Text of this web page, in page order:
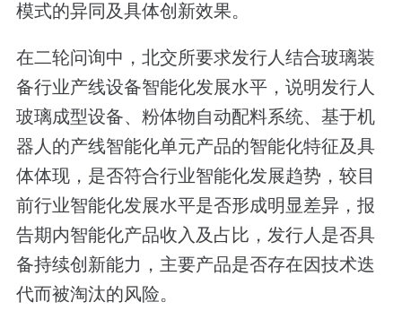
模式的异同及具体创新效果。
在二轮问询中，北交所要求发行人结合玻璃装
备行业产线设备智能化发展水平，说明发行人
玻璃成型设备、粉体物自动配料系统、基于机
器人的产线智能化单元产品的智能化特征及具
体体现，是否符合行业智能化发展趋势，较目
前行业智能化发展水平是否形成明显差异，报
告期内智能化产品收入及占比，发行人是否具
备持续创新能力，主要产品是否存在因技术迭
代而被淘汰的风险。